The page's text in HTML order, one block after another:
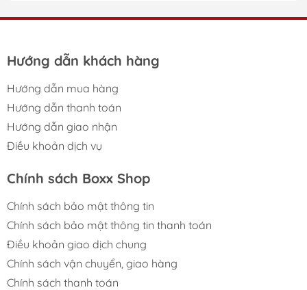
Hướng dẫn khách hàng
Hướng dẫn mua hàng
Hướng dẫn thanh toán
Hướng dẫn giao nhận
Điều khoản dịch vụ
Chính sách Boxx Shop
Chính sách bảo mật thông tin
Chính sách bảo mật thông tin thanh toán
Điều khoản giao dịch chung
Chính sách vận chuyển, giao hàng
Chính sách thanh toán